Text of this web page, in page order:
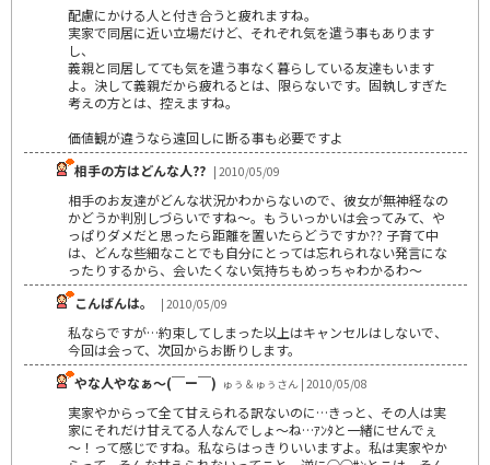
配慮にかける人と付き合うと疲れますね。
実家で同居に近い立場だけど、それぞれ気を遣う事もあります
し、
義親と同居してても気を遣う事なく暮らしている友達もいます
よ。決して義親だから疲れるとは、限らないです。固執しすぎた
考えの方とは、控えますね。
価値観が違うなら遠回しに断る事も必要ですよ
相手の方はどんな人?? | 2010/05/09
相手のお友達がどんな状況かわからないので、彼女が無神経なの
かどうか判別しづらいですね～。もういっかいは会ってみて、や
っぱりダメだと思ったら距離を置いたらどうですか?? 子育て中
は、どんな些細なことでも自分にとっては忘れられない発言にな
ったりするから、会いたくない気持ちもめっちゃわかるわ～
こんばんは。
| 2010/05/09
私ならですが…約束してしまった以上はキャンセルはしないで、
今回は会って、次回からお断りします。
やな人やなぁ～(￣ー￣) ゅぅ＆ゅぅさん | 2010/05/08
実家やからって全て甘えられる訳ないのに…きっと、その人は実
家にそれだけ甘えてる人なんでしょ～ね…ｱﾝﾀと一緒にせんでぇ
～！って感じですね。私ならはっきりいいますよ。私は実家やか